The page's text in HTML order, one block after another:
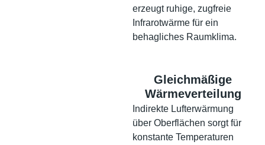
erzeugt ruhige, zugfreie
Infrarotwärme für ein
behagliches Raumklima.
Gleichmäßige
Wärmeverteilung
Indirekte Lufterwärmung
über Oberflächen sorgt für
konstante Temperaturen